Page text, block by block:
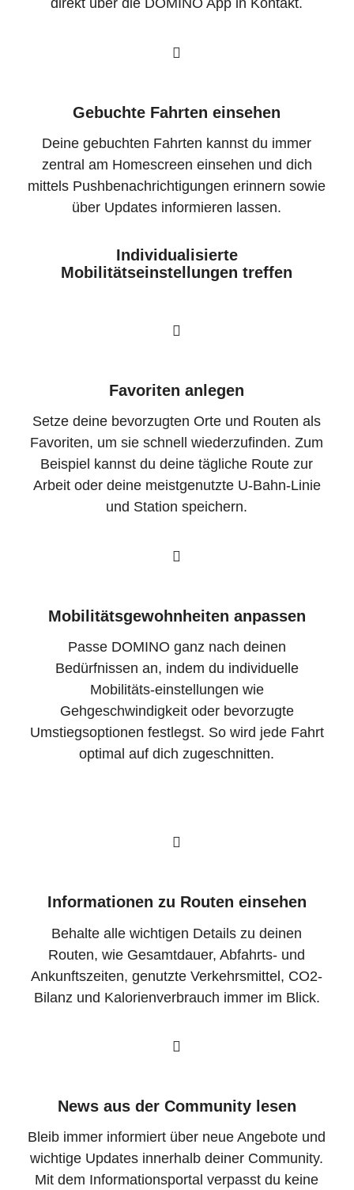
direkt über die DOMINO App in Kontakt.
Gebuchte Fahrten einsehen
Deine gebuchten Fahrten kannst du immer
zentral am Homescreen einsehen und dich
mittels Pushbenachrichtigungen erinnern sowie
über Updates informieren lassen.
Individualisierte
Mobilitätseinstellungen treffen
Favoriten anlegen
Setze deine bevorzugten Orte und Routen als
Favoriten, um sie schnell wiederzufinden. Zum
Beispiel kannst du deine tägliche Route zur
Arbeit oder deine meistgenutzte U-Bahn-Linie
und Station speichern.
Mobilitätsgewohnheiten anpassen
Passe DOMINO ganz nach deinen
Bedürfnissen an, indem du individuelle
Mobilitäts-einstellungen wie
Gehgeschwindigkeit oder bevorzugte
Umstiegsoptionen festlegst. So wird jede Fahrt
optimal auf dich zugeschnitten.
Informationen zu Routen einsehen
Behalte alle wichtigen Details zu deinen
Routen, wie Gesamtdauer, Abfahrts- und
Ankunftszeiten, genutzte Verkehrsmittel, CO2-
Bilanz und Kalorienverbrauch immer im Blick.
News aus der Community lesen
Bleib immer informiert über neue Angebote und
wichtige Updates innerhalb deiner Community.
Mit dem Informationsportal verpasst du keine